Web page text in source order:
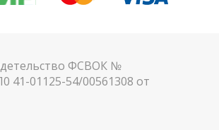
ФСВОК №
41-01125-54/00561308 от